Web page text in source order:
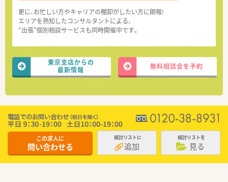
更に、お忙しい方やキャリアの棚卸がしたい方に朗報!
エリアを熟知したコンサルタントによる、
“出張”個別相談サービスも同時開催中です。
東京支店からの
最新情報
無料相談会を予約
この求人に
問い合わせる
検討リストに
追加
検討リストを
見る